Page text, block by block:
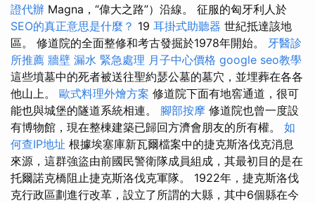
證代辦 Magna，“偉大之路”）沿線。 征服的匈牙利人於
SEO的真正意思是什麼？ 19 耳掛式助聽器 世紀抵達該地
區。 修道院的全面整修和考古發掘於1978年開始。 牙醫診
所推薦 牆壁 漏水 緊急處理 月子中心價格 google seo教學
這些墳墓中的死者被送往聖約瑟公墓的墓穴，並埋葬在各各
他山上。 歐式料理外燴方案 修道院下面有地窖通道，很可
能也與城堡的隧道系統相連。 腳部按摩 修道院也曾一度設
有博物館，現在整棟建築已歸回方濟會朋友的所有權。 如
何查IP地址 根據埃塞庫新瓦爾檔案中的捷克斯洛伐克消息
來源，這群強盜由前國民警衛隊成員組成，其最初目的是在
托爾諾克橋阻止捷克斯洛伐克軍隊。 1922年，捷克斯洛伐
克行政區劃進行改革，設立了所謂的大縣，其中6個縣在今